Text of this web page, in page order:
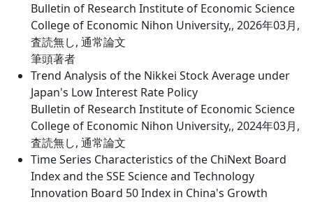
Bulletin of Research Institute of Economic Science
College of Economic Nihon University,, 2026年03月,
査読無し, 通常論文
筆頭著者
Trend Analysis of the Nikkei Stock Average under
Japan's Low Interest Rate Policy
Bulletin of Research Institute of Economic Science
College of Economic Nihon University,, 2024年03月,
査読無し, 通常論文
Time Series Characteristics of the ChiNext Board
Index and the SSE Science and Technology
Innovation Board 50 Index in China's Growth